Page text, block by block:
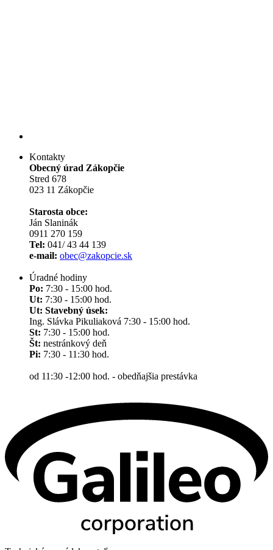
Kontakty
Obecný úrad Zákopčie
Stred 678
023 11 Zákopčie
Starosta obce:
Ján Slaninák
0911 270 159
Tel: 041/ 43 44 139
e-mail: obec@zakopcie.sk
Úradné hodiny
Po: 7:30 - 15:00 hod.
Ut: 7:30 - 15:00 hod.
Ut: Stavebný úsek:
Ing. Slávka Pikuliaková 7:30 - 15:00 hod.
St: 7:30 - 15:00 hod.
Št: nestránkový deň
Pi: 7:30 - 11:30 hod.
od 11:30 -12:00 hod. - obedňajšia prestávka